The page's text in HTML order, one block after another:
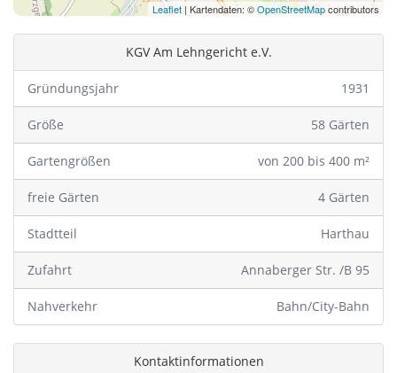
Leaflet| Kartendaten: ©OpenStreetMapcontributors
KGV Am Lehngericht e.V.
Gründungsjahr 1931
Größe 58 Gärten
Gartengrößen von 200 bis 400 m²
freie Gärten 4 Gärten
Stadtteil Harthau
Zufahrt Annaberger Str. /B 95
Nahverkehr Bahn/City-Bahn
Kontaktinformationen